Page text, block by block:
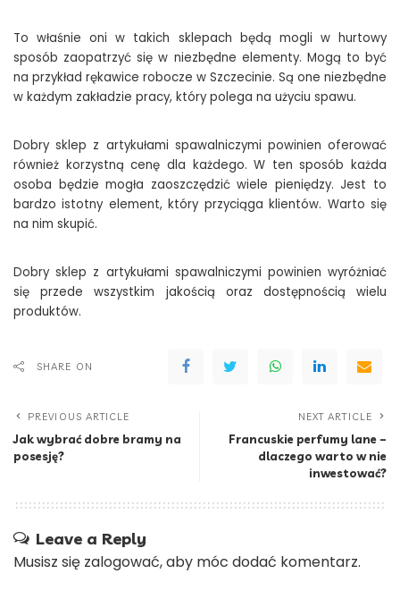
To właśnie oni w takich sklepach będą mogli w hurtowy
sposób zaopatrzyć się w niezbędne elementy. Mogą to być
na przykład rękawice robocze w Szczecinie. Są one niezbędne
w każdym zakładzie pracy, który polega na użyciu spawu.
Dobry sklep z artykułami spawalniczymi powinien oferować
również korzystną cenę dla każdego. W ten sposób każda
osoba będzie mogła zaoszczędzić wiele pieniędzy. Jest to
bardzo istotny element, który przyciąga klientów. Warto się
na nim skupić.
Dobry sklep z artykułami spawalniczymi powinien wyróżniać
się przede wszystkim jakością oraz dostępnością wielu
produktów.
SHARE ON
PREVIOUS ARTICLE
Jak wybrać dobre bramy na
posesję?
NEXT ARTICLE
Francuskie perfumy lane –
dlaczego warto w nie
inwestować?
Leave a Reply
Musisz się zalogować, aby móc dodać komentarz.